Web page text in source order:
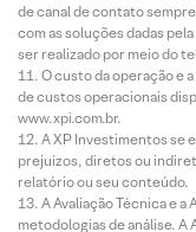
de canal de contato
com as soluções dadas
ser realizado por meio do
O custo da operação e
de custos operacionais
www.xpi.com.br.
A XP Investimentos se
prejuízos, diretos ou
relatório ou seu conteúdo.
A Avaliação Técnica e
metodologias de análise.